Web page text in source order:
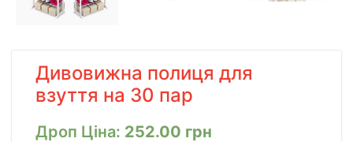
Дивовижна полиця для
взуття на 30 пар
Дроп Ціна: 252.00 грн